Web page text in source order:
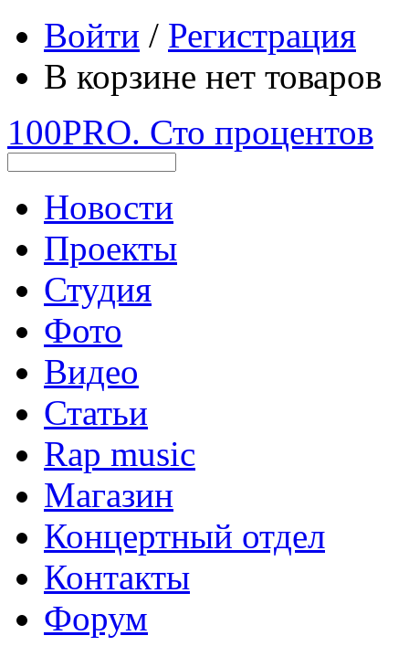
Войти / Регистрация
В корзине нет товаров
100PRO. Сто процентов
Новости
Проекты
Студия
Фото
Видео
Статьи
Rap music
Магазин
Концертный отдел
Контакты
Форум